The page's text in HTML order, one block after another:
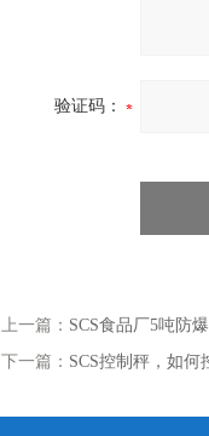
验证码：
上一篇： SCS食品厂5吨防
下一篇： SCS控制秤，如